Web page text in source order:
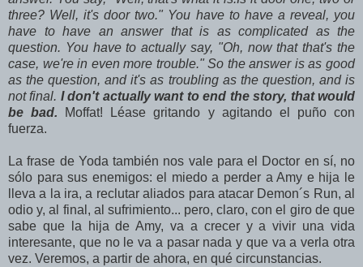
three? Well, it's door two." You have to have a reveal, you
have to have an answer that is as complicated as the
question. You have to actually say, "Oh, now that that's the
case, we're in even more trouble." So the answer is as good
as the question, and it's as troubling as the question, and is
not final. I don't actually want to end the story, that would
be bad. Moffat! Léase gritando y agitando el puño con
fuerza.
La frase de Yoda también nos vale para el Doctor en sí, no
sólo para sus enemigos: el miedo a perder a Amy e hija le
lleva a la ira, a reclutar aliados para atacar Demon´s Run, al
odio y, al final, al sufrimiento... pero, claro, con el giro de que
sabe que la hija de Amy, va a crecer y a vivir una vida
interesante, que no le va a pasar nada y que va a verla otra
vez. Veremos, a partir de ahora, en qué circunstancias.